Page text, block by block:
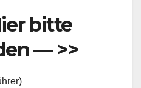
bitte
— >>